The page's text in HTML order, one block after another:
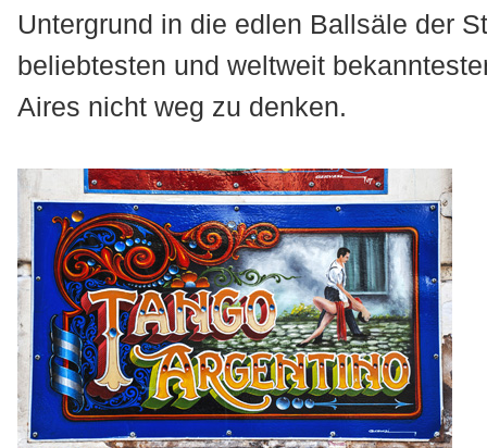
Untergrund in die edlen Ballsäle der
beliebtesten und weltweit
Aires nicht weg zu denken.